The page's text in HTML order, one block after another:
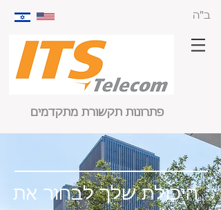
ב"ה
פתרונות תקשורת מתקדמים
היכולת שלך לבחור את